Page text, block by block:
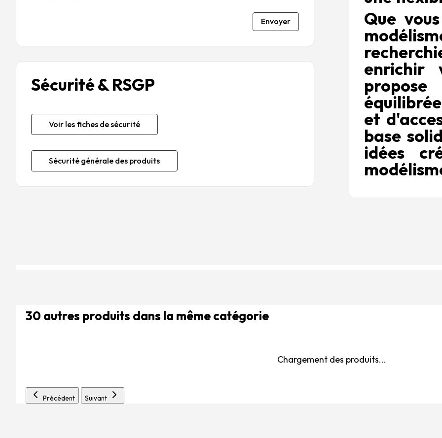
Envoyer
Sécurité & RSGP
Voir les fiches de sécurité
Sécurité générale des produits
Que
enrichir
et
base
idées
30 autres produits dans la même catégorie
Chargement des produits...
Précédent Suivant